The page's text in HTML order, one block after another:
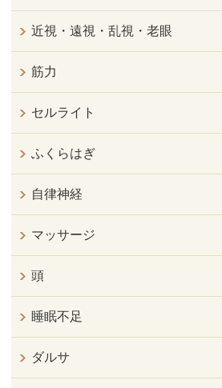
近視・遠視・乱視・老眼
筋力
セルライト
ふくらはぎ
自律神経
マッサージ
頭
睡眠不足
ダルサ